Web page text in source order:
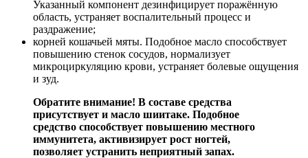
Указанный компонент дезинфицирует поражённую
область, устраняет воспалительный процесс и
раздражение;
корней кошачьей мяты. Подобное масло способствует
повышению стенок сосудов, нормализует
микроциркуляцию крови, устраняет болевые ощущения
и зуд.
Обратите внимание! В составе средства
присутствует и масло шиитаке. Подобное
средство способствует повышению местного
иммунитета, активизирует рост ногтей,
позволяет устранить неприятный запах.